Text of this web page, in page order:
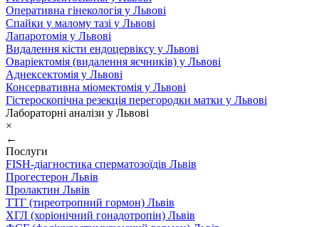
Оперативна гінекологія у Львові
Спайки у малому тазі у Львові
Лапаротомія у Львові
Видалення кісти ендоцервіксу у Львові
Оваріектомія (видалення яєчників) у Львові
Аднексектомія у Львові
Консервативна міомектомія у Львові
Гістероскопічна резекція перегородки матки у Львові
Лабораторні аналізи у Львові
×
←
Послуги
FISH-діагностика сперматозоїдів Львів
Прогестерон Львів
Пролактин Львів
ТТГ (тиреотропний гормон) Львів
ХГЛ (хоріонічний гонадотропін) Львів